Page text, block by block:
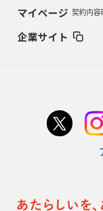
2026年2月5日(木)更新
占い方
首位スピアーズ、充実の攻
2026年1月8日(木)更新
マイページ 契約内容
企業サイト